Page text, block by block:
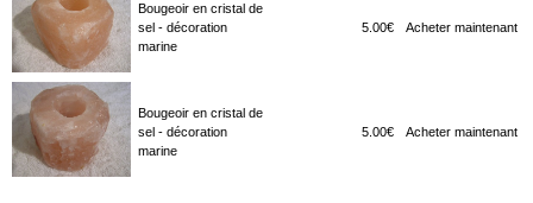
Bougeoir en cristal de
sel - décoration
marine
5.00€ Acheter maintenant
Bougeoir en cristal de
sel - décoration
marine
5.00€ Acheter maintenant